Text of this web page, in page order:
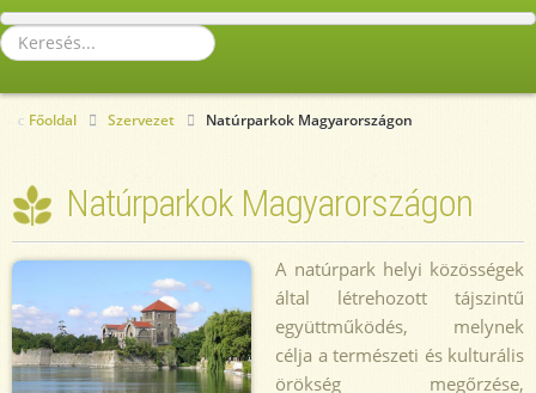
Keresés...
Főoldal Szervezet Natúrparkok Magyarországon
Natúrparkok Magyarországon
A natúrpark helyi közösségek
által létrehozott tájszintű
együttműködés, melynek
célja a természeti és kulturális
örökség megőrzése,